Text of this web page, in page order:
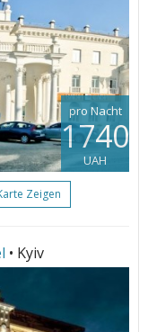
pro Nacht
1740
UAH
Zeigen
• Kyiv